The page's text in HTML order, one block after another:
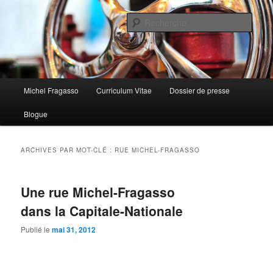
principal
Michel Fragasso Curriculum Vitae Dossier de presse
Blogue
ARCHIVES PAR MOT-CLÉ : RUE MICHEL-FRAGASSO
Une rue Michel-Fragasso
dans la Capitale-Nationale
Publié lemai 31, 2012